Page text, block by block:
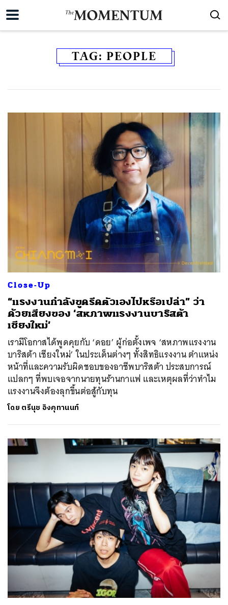
TAG: PEOPLE
Close-Up
“แรงงานกำลังขูดรีดตัวเองไปหรือเปล่า” ว่า
ด้วยเสียงของ ‘สหภาพแรงงานบาริสต้า
เชียงใหม่’
เรามีโอกาสได้พูดคุยกับ ‘ดอย’ ผู้ก่อตั้งเพจ ‘สหภาพแรงงาน
บาริสต้า เชียงใหม่’ ในประเด็นต่างๆ ทั้งสิทธิแรงงาน ตำแหน่ง
หน้าที่และความรับผิดชอบของอาชีพบาริสต้า ประสบการณ์
แปลกๆ ที่พบเจอจากนายทุนร้านกาแฟ และเหตุผลที่ว่าทำไม
แรงงานจึงต้องลุกขึ้นต่อสู้กับทุน
โดย ตรีนุช อิงคุทานนท์